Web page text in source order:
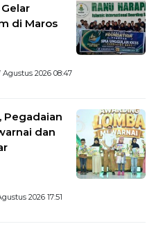
di Maros
Agustus 2026 08:47
Pegadaian
dan
2026 17:51